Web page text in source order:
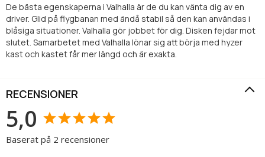
De bästa egenskaperna i Valhalla är de du kan vänta dig av en
driver. Glid på flygbanan med ändå stabil så den kan användas i
blåsiga situationer. Valhalla gör jobbet för dig. Disken fejdar mot
slutet. Samarbetet med Valhalla lönar sig att börja med hyzer
kast och kastet får mer längd och är exakta.
RECENSIONER
5,0
Baserat på 2 recensioner